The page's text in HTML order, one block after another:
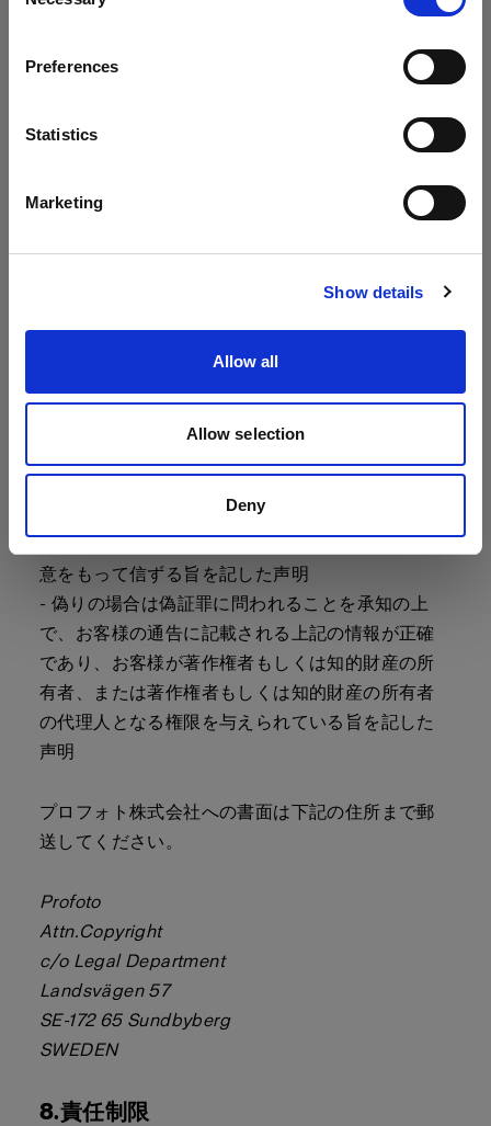
Preferences
Statistics
Marketing
Show details
Allow all
Allow selection
Deny
Latvia
サイトにアクセス
7.権利侵害の申し立てに関する手続き
重します。お客様の作品、写真、ブランドまたは
で侵害されたと信ずる場合、以下の情報を当社ま
- 著作権またはその他の知的財産利益の所有者の代
- 侵害を受けたことを主張する著作物またはその他
- 権利侵害を申し立てるコンテンツの当社ウェブサ
イトにおける掲載場所の説明
- 争点となっている使用が著作権所有者、その代理
人、または法律によって許可されていないと、誠
意をもって信ずる旨を記した声明
- 偽りの場合は偽証罪に問われることを承知の上
で、お客様の通告に記載される上記の情報が正確
であり、お客様が著作権者もしくは知的財産の所
有者、または著作権者もしくは知的財産の所有者
の代理人となる権限を与えられている旨を記した
声明
プロフォト株式会社への書面は下記の住所まで郵
送してください。
Profoto
Attn.Copyright
c/o Legal Department
Landsvägen 57
SE-172 65 Sundbyberg
SWEDEN
8.責任制限